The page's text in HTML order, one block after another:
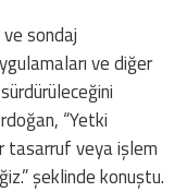
sondaj
ve diğer
“Yetki
tasarruf veya işlem
şeklinde konuştu.